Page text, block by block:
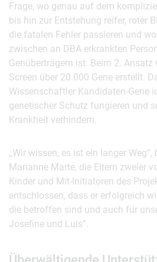
Frage, wo genau auf dem
bis hin zur Entstehung reifer, roter
die fatalen Fehler passieren und
zwischen an DBA erkrankten
Genüberträgern ist. Beim 2.
Screen über 20.000 Gene erstellt.
Wissenschaftler Kandidaten-Gene
genetischer Schutz fungieren und
Krankheit verhindern.
„Wir wissen, es ist ein langer
Marianne Marte, die Eltern zweier
Kinder und Mit-Initiatoren des
entschlossen, dass er erfolgreich
die betroffen sind und auch für
Josefine und Luis“.